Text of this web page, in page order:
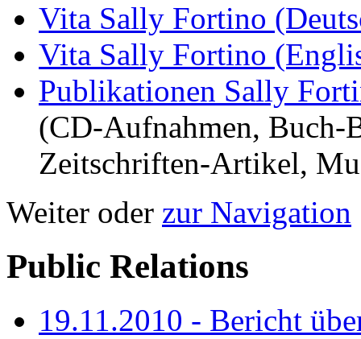
Vita Sally Fortino
Vita Sally Fortino
Publikationen Sally
(CD-Aufnahmen, Buch-
Zeitschriften-Artikel,
Weiter oder zur Navigation
Public Relations
19.11.2010 - Bericht